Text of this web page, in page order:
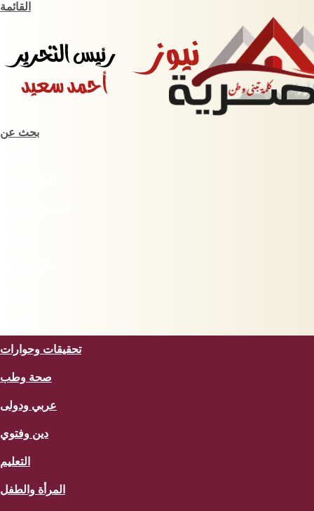
القائمة
بحث عن
تحقيقات وحوارات
صحة وطب
عربي ودولى
دين وفتوي
التعليم
المرأة والطفل